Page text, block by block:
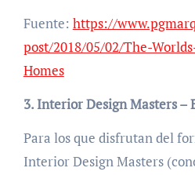
Fuente: https://
post/2018/05/02/The-
Homes
3. Interior Design Masters –
Para los que disfrutan del
Interior Design Masters